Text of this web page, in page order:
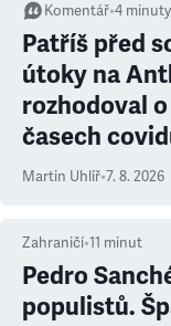
Komentář•4 minuty
Patříš před
útoky na
rozhodoval
časech
Martin Uhlíř•7. 8. 2026
Zahraničí•11 minut
Pedro
populistů.